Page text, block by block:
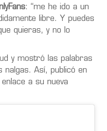
: “me he ido a un
libre. Y puedes
quieras, y no lo
y mostró las palabras
nalgas. Así, publicó en
a su nueva